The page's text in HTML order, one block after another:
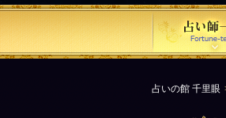
占いの館 千里眼